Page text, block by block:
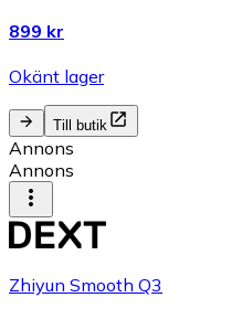
899 kr
Okänt lager
Till butik
Annons
Annons
Zhiyun Smooth Q3